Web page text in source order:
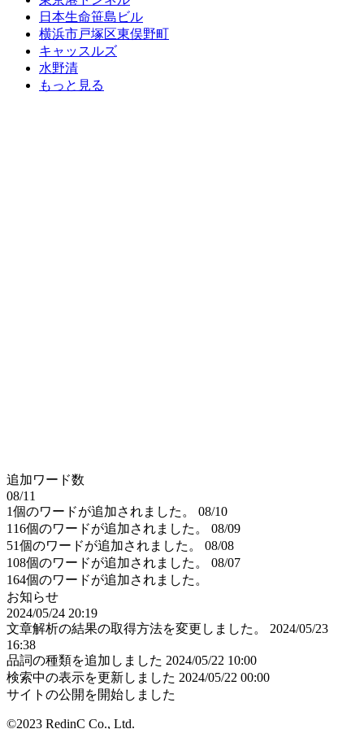
日本生命笹島ビル
横浜市戸塚区東俣野町
キャッスルズ
水野清
もっと見る
追加ワード数
08/11
1個のワードが追加されました。
08/10
116個のワードが追加されました。
08/09
51個のワードが追加されました。
08/08
108個のワードが追加されました。
08/07
164個のワードが追加されました。
お知らせ
2024/05/24 20:19
文章解析の結果の取得方法を変更しました。
2024/05/23
16:38
品詞の種類を追加しました 2024/05/22 10:00
検索中の表示を更新しました 2024/05/22 00:00
サイトの公開を開始しました
©2023 RedinC Co., Ltd.